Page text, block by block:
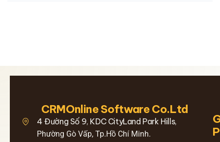
CRMOnline Software Co.Ltd
4 Đường Số 9, KDC CityLand Park Hills,
Phường Gò Vấp, Tp.Hồ Chí Minh.